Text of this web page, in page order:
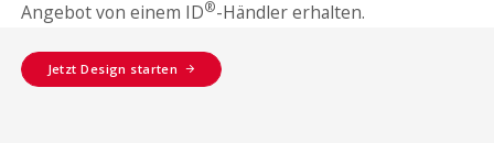
Angebot von einem ID®-Händler erhalten.
Jetzt Design starten